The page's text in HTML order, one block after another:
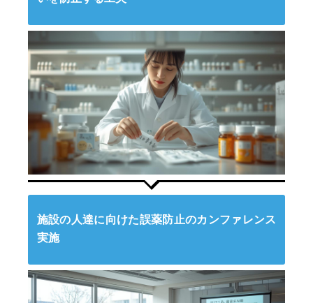
施設の人達に向けた誤薬防止のカンファレンス
実施